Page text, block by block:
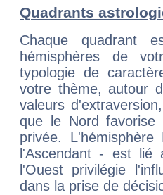
Quadrants
Chaque quadrant
hémisphères de
typologie de
votre thème, autour
valeurs
que le Nord favorise
privée.
l'Ascendant - est
l'Ouest privilégie
dans la prise de